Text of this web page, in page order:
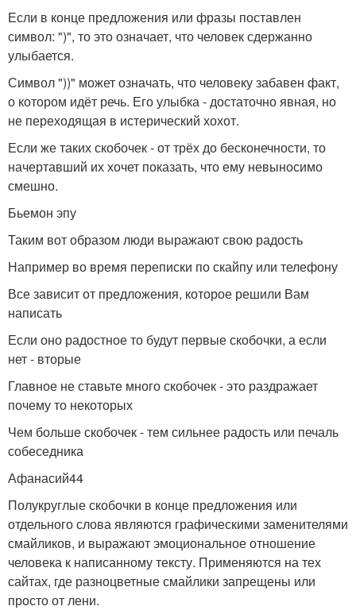
Если в конце предложения или фразы поставлен
символ: ")", то это означает, что человек сдержанно
улыбается.
Символ "))" может означать, что человеку забавен факт,
о котором идёт речь. Его улыбка - достаточно явная, но
не переходящая в истерический хохот.
Если же таких скобочек - от трёх до бесконечности, то
начертавший их хочет показать, что ему невыносимо
смешно.
Бьемон эпу
Таким вот образом люди выражают свою радость
Например во время переписки по скайпу или телефону
Все зависит от предложения, которое решили Вам
написать
Если оно радостное то будут первые скобочки, а если
нет - вторые
Главное не ставьте много скобочек - это раздражает
почему то некоторых
Чем больше скобочек - тем сильнее радость или печаль
собеседника
Афанасий44
Полукруглые скобочки в конце предложения или
отдельного слова являются графическими заменителями
смайликов, и выражают эмоциональное отношение
человека к написанному тексту. Применяются на тех
сайтах, где разноцветные смайлики запрещены или
просто от лени.